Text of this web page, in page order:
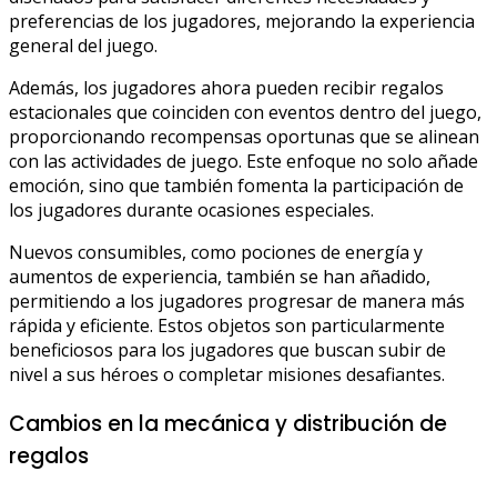
preferencias de los jugadores, mejorando la experiencia
general del juego.
Además, los jugadores ahora pueden recibir regalos
estacionales que coinciden con eventos dentro del juego,
proporcionando recompensas oportunas que se alinean
con las actividades de juego. Este enfoque no solo añade
emoción, sino que también fomenta la participación de
los jugadores durante ocasiones especiales.
Nuevos consumibles, como pociones de energía y
aumentos de experiencia, también se han añadido,
permitiendo a los jugadores progresar de manera más
rápida y eficiente. Estos objetos son particularmente
beneficiosos para los jugadores que buscan subir de
nivel a sus héroes o completar misiones desafiantes.
Cambios en la mecánica y distribución de
regalos